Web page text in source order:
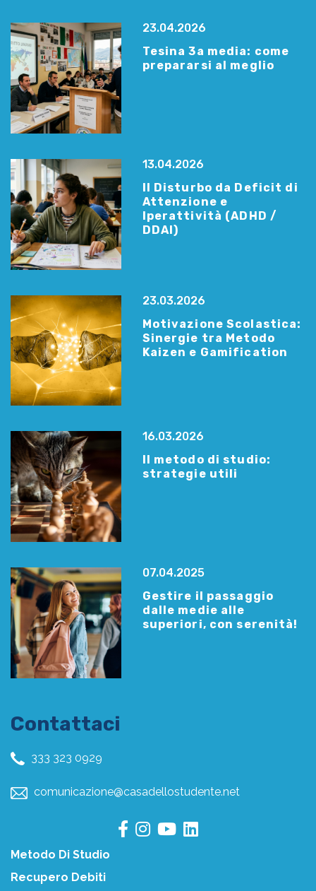
23.04.2026
Tesina 3a media: come
prepararsi al meglio
13.04.2026
Il Disturbo da Deficit di
Attenzione e
Iperattività (ADHD /
DDAI)
23.03.2026
Motivazione Scolastica:
Sinergie tra Metodo
Kaizen e Gamification
16.03.2026
Il metodo di studio:
strategie utili
07.04.2025
Gestire il passaggio
dalle medie alle
superiori, con serenità!
Contattaci
333 323 0929
comunicazione@casadellostudente.net
Metodo Di Studio
Recupero Debiti